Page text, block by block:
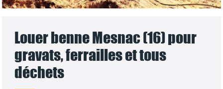
Louer benne Mesnac (16) pour
gravats, ferrailles et tous
déchets